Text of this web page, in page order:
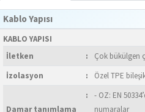
Kablo Yapısı
KABLO YAPISI
İletken
:
Çok bükülgen
İzolasyon
: Özel TPE
Damar tanımlama
:
- OZ: EN
numaralar